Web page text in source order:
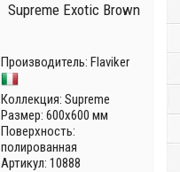
Supreme Exotic Brown
Производитель: Flaviker
Коллекция: Supreme
Размер: 600x600 мм
Поверхность:
полированная
Артикул: 10888